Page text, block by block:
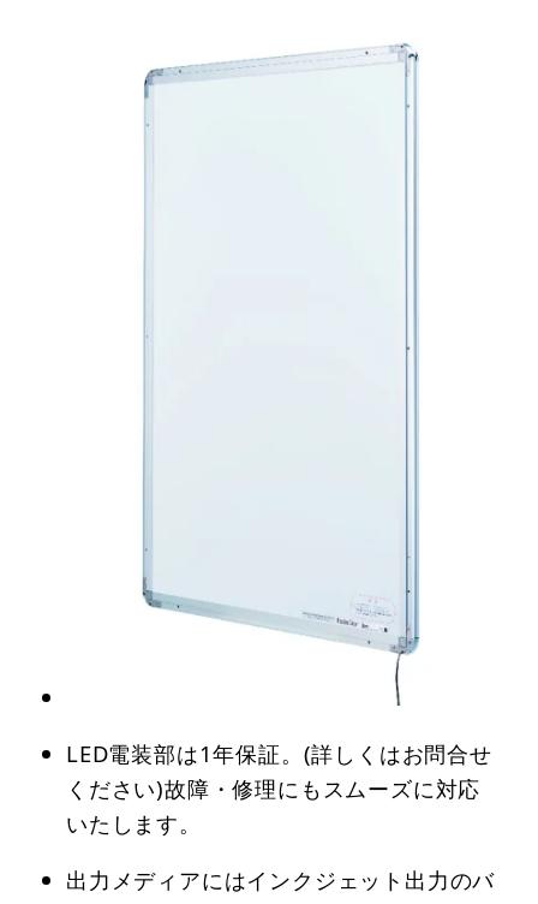
LED電装部は1年保証。(詳しくはお問合せ
ください)故障・修理にもスムーズに対応
いたします。
出力メディアにはインクジェット出力のバ